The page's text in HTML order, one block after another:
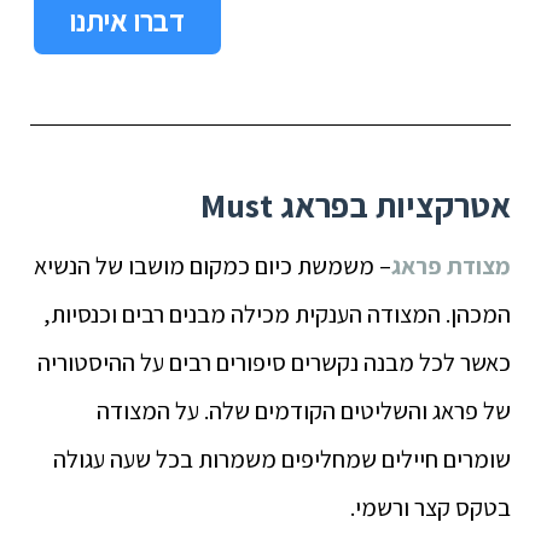
דברו איתנו
אטרקציות בפראגMust
מצודת פראג– משמשת כיום כמקום מושבו של הנשיא
המכהן. המצודה הענקית מכילה מבנים רבים וכנסיות,
כאשר לכל מבנה נקשרים סיפורים רבים על ההיסטוריה
של פראג והשליטים הקודמים שלה. על המצודה
שומרים חיילים שמחליפים משמרות בכל שעה עגולה
בטקס קצר ורשמי.